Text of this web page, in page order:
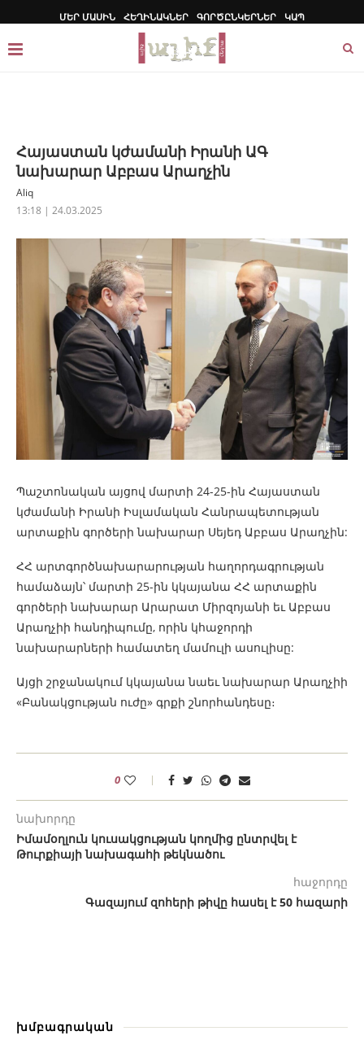
ՄԵՐ ՄԱՍԻՆ ՀԵՂԻՆԱԿՆԵՐ ԳՈՐԾԸՆԿԵՐՆԵՐ ԿԱՊ
Հայաստան կժամանի Իրանի ԱԳ
նախարար Աբբաս Արաղչին
Aliq
13:18 | 24.03.2025
Պաշտոնական այցով մարտի 24-25-ին Հայաստան
կժամանի Իրանի Իսլամական Հանրապետության
արտաքին գործերի նախարար Սեյեդ Աբբաս Արաղչին:
ՀՀ արտգործնախարարության հաղորդագրության
համաձայն՝ մարտի 25-ին կկայանա ՀՀ արտաքին
գործերի նախարար Արարատ Միրզոյանի եւ Աբբաս
Արաղչիի հանդիպումը, որին կհաջորդի
նախարարների համատեղ մամուլի ասուլիսը:
Այցի շրջանակում կկայանա նաեւ նախարար Արաղչիի
«Բանակցության ուժը» գրքի շնորհանդեսը։
0
նախորդը
Իմամօղլուն կուսակցության կողմից ընտրվել է
Թուրքիայի նախագահի թեկնածու
հաջորդը
Գազայում զոհերի թիվը հասել է 50 հազարի
խմբագրական